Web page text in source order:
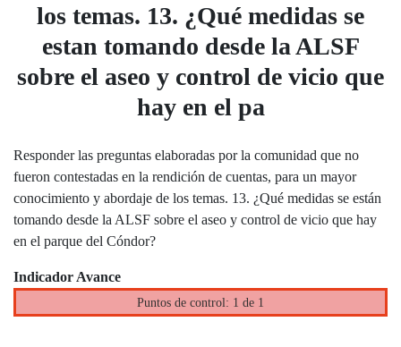
los temas. 13. ¿Qué medidas se
estan tomando desde la ALSF
sobre el aseo y control de vicio que
hay en el pa
Responder las preguntas elaboradas por la comunidad que no
fueron contestadas en la rendición de cuentas, para un mayor
conocimiento y abordaje de los temas. 13. ¿Qué medidas se están
tomando desde la ALSF sobre el aseo y control de vicio que hay
en el parque del Cóndor?
Indicador Avance
Puntos de control: 1 de 1